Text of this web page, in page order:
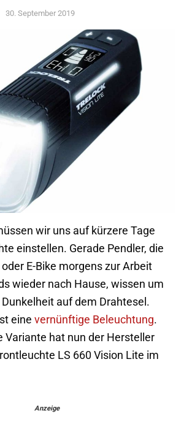
30. September 2019
wir uns auf kürzere Tage
einstellen. Gerade Pendler, die
E-Bike morgens zur Arbeit
wieder nach Hause, wissen um
auf dem Drahtesel.
eine vernünftige Beleuchtung.
Variante hat nun der Hersteller
LS 660 Vision Lite im
Anzeige